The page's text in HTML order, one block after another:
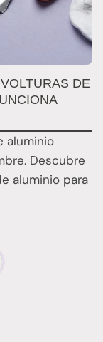
DE
aluminio
Descubre
aluminio para